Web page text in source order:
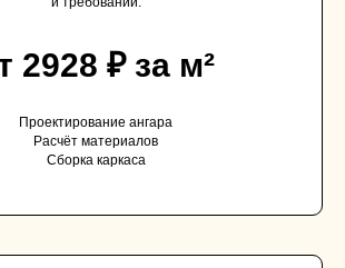
2928 ₽ за м²
Проектирование ангара
Расчёт материалов
Сборка каркаса